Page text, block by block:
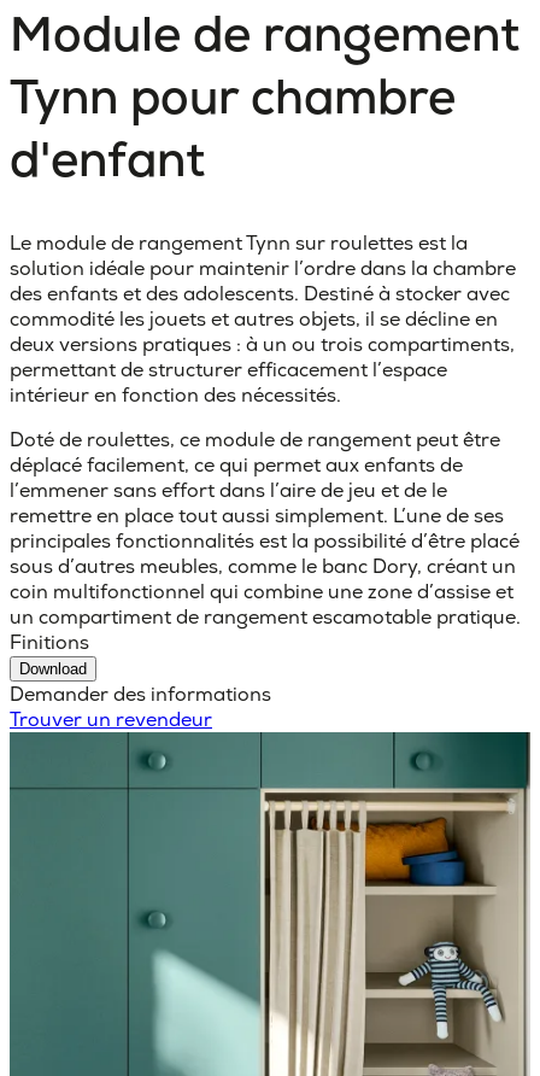
Module de rangement
Tynn pour chambre
d'enfant
Le module de rangement Tynn sur roulettes est la
solution idéale pour maintenir l’ordre dans la chambre
des enfants et des adolescents. Destiné à stocker avec
commodité les jouets et autres objets, il se décline en
deux versions pratiques : à un ou trois compartiments,
permettant de structurer efficacement l’espace
intérieur en fonction des nécessités.
Doté de roulettes, ce module de rangement peut être
déplacé facilement, ce qui permet aux enfants de
l’emmener sans effort dans l’aire de jeu et de le
remettre en place tout aussi simplement. L’une de ses
principales fonctionnalités est la possibilité d’être placé
sous d’autres meubles, comme le banc Dory, créant un
coin multifonctionnel qui combine une zone d’assise et
un compartiment de rangement escamotable pratique.
Finitions
Download
Demander des informations
Trouver un revendeur